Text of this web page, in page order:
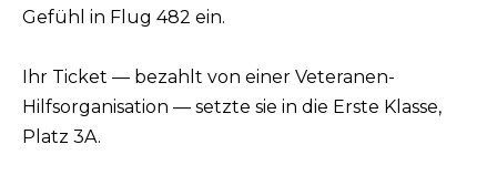
Gefühl in Flug 482 ein.
Ihr Ticket — bezahlt von einer Veteranen-
Hilfsorganisation — setzte sie in die Erste Klasse,
Platz 3A.